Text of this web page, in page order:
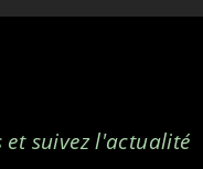
et suivez l'actualité